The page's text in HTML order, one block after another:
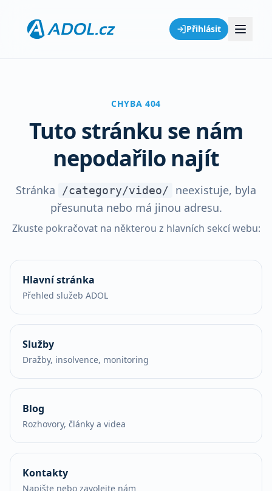
Přihlásit
CHYBA 404
Tuto stránku se nám
nepodařilo najít
Stránka /category/video/
neexistuje, byla
přesunuta nebo má jinou adresu.
Zkuste pokračovat na některou z hlavních sekcí webu:
Hlavní stránka
Přehled služeb ADOL
Služby
Dražby, insolvence, monitoring
Blog
Rozhovory, články a videa
Kontakty
Napište nebo zavolejte nám